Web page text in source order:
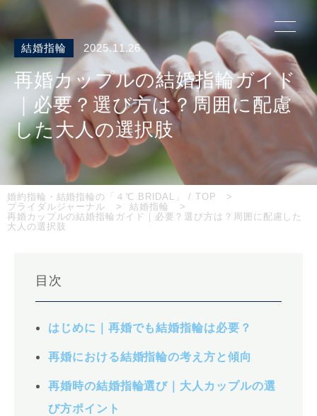
結婚指輪 2025.11.26
再婚カップルの結婚指輪ガイド
｜必要？選び方は？周囲に配慮
した大人の選択肢
婚約指輪・結婚指輪の「４℃ BRIDAL」 / TOP
ブライダルジャーナル
結婚指輪
再婚カップルの結婚指輪ガイド｜必要？選び方は？周囲に配慮した
大人の選択肢
目次
はじめに｜再婚でも結婚指輪は必要？
再婚における結婚指輪の考え方と傾向
再婚時の結婚指輪選び｜大人カップルの選
び方ポイント